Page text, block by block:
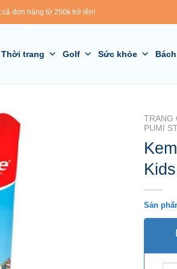
cả đơn hàng từ 250k trở lên!
Thời trang Golf Sức khỏe
TRANG
PUMI
Sản